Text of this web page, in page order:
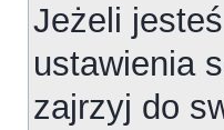
Jeżeli
ustawienia
zajrzyj do